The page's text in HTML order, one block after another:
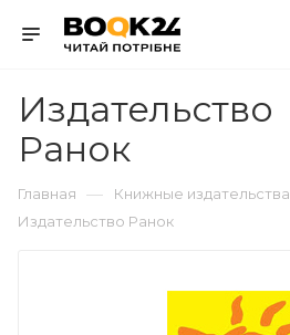
Издательство
Ранок
Главная — Книжные издательства
Издательство Ранок